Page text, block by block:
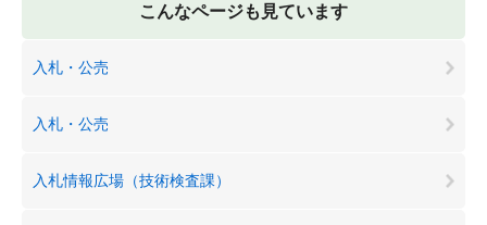
こんなページも見ています
入札・公売
入札・公売
入札情報広場（技術検査課）